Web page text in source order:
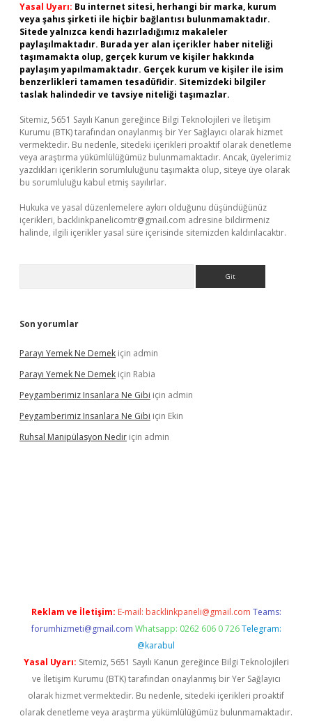
Yasal Uyarı: Bu internet sitesi, herhangi bir marka, kurum
veya şahıs şirketi ile hiçbir bağlantısı bulunmamaktadır.
Sitede yalnızca kendi hazırladığımız makaleler
paylaşılmaktadır. Burada yer alan içerikler haber niteliği
taşımamakta olup, gerçek kurum ve kişiler hakkında
paylaşım yapılmamaktadır. Gerçek kurum ve kişiler ile isim
benzerlikleri tamamen tesadüfidir. Sitemizdeki bilgiler
taslak halindedir ve tavsiye niteliği taşımazlar.
Sitemiz, 5651 Sayılı Kanun gereğince Bilgi Teknolojileri ve İletişim
Kurumu (BTK) tarafından onaylanmış bir Yer Sağlayıcı olarak hizmet
vermektedir. Bu nedenle, sitedeki içerikleri proaktif olarak denetleme
veya araştırma yükümlülüğümüz bulunmamaktadır. Ancak, üyelerimiz
yazdıkları içeriklerin sorumluluğunu taşımakta olup, siteye üye olarak
bu sorumluluğu kabul etmiş sayılırlar.
Hukuka ve yasal düzenlemelere aykırı olduğunu düşündüğünüz
içerikleri, backlinkpanelicomtr@gmail.com adresine bildirmeniz
halinde, ilgili içerikler yasal süre içerisinde sitemizden kaldırılacaktır.
Son yorumlar
Parayı Yemek Ne Demek için admin
Parayı Yemek Ne Demek için Rabia
Peygamberimiz Insanlara Ne Gibi için admin
Peygamberimiz Insanlara Ne Gibi için Ekin
Ruhsal Manipülasyon Nedir için admin
Reklam ve İletişim: E-mail: backlinkpaneli@gmail.com Teams:
forumhizmeti@gmail.com Whatsapp: 0262 606 0 726 Telegram:
@karabul
Yasal Uyarı: Sitemiz, 5651 Sayılı Kanun gereğince Bilgi Teknolojileri
ve İletişim Kurumu (BTK) tarafından onaylanmış bir Yer Sağlayıcı
olarak hizmet vermektedir. Bu nedenle, sitedeki içerikleri proaktif
olarak denetleme veya araştırma yükümlülüğümüz bulunmamaktadır.